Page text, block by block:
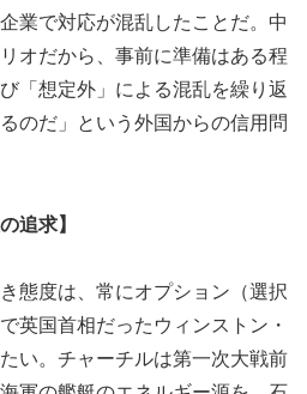
業で対応が混乱したことだ。中
オだから、事前に準備はある程
「想定外」による混乱を繰り返
のだ」という外国からの信用問
追求】
態度は、常にオプション（選択
英国首相だったウィンストン・
い。チャーチルは第一次大戦前